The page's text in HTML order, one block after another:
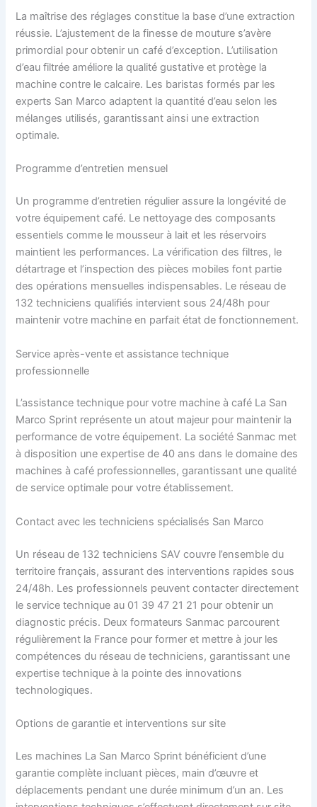
La maîtrise des réglages constitue la base d’une extraction
réussie. L’ajustement de la finesse de mouture s’avère
primordial pour obtenir un café d’exception. L’utilisation
d’eau filtrée améliore la qualité gustative et protège la
machine contre le calcaire. Les baristas formés par les
experts San Marco adaptent la quantité d’eau selon les
mélanges utilisés, garantissant ainsi une extraction
optimale.
Programme d’entretien mensuel
Un programme d’entretien régulier assure la longévité de
votre équipement café. Le nettoyage des composants
essentiels comme le mousseur à lait et les réservoirs
maintient les performances. La vérification des filtres, le
détartrage et l’inspection des pièces mobiles font partie
des opérations mensuelles indispensables. Le réseau de
132 techniciens qualifiés intervient sous 24/48h pour
maintenir votre machine en parfait état de fonctionnement.
Service après-vente et assistance technique
professionnelle
L’assistance technique pour votre machine à café La San
Marco Sprint représente un atout majeur pour maintenir la
performance de votre équipement. La société Sanmac met
à disposition une expertise de 40 ans dans le domaine des
machines à café professionnelles, garantissant une qualité
de service optimale pour votre établissement.
Contact avec les techniciens spécialisés San Marco
Un réseau de 132 techniciens SAV couvre l’ensemble du
territoire français, assurant des interventions rapides sous
24/48h. Les professionnels peuvent contacter directement
le service technique au 01 39 47 21 21 pour obtenir un
diagnostic précis. Deux formateurs Sanmac parcourent
régulièrement la France pour former et mettre à jour les
compétences du réseau de techniciens, garantissant une
expertise technique à la pointe des innovations
technologiques.
Options de garantie et interventions sur site
Les machines La San Marco Sprint bénéficient d’une
garantie complète incluant pièces, main d’œuvre et
déplacements pendant une durée minimum d’un an. Les